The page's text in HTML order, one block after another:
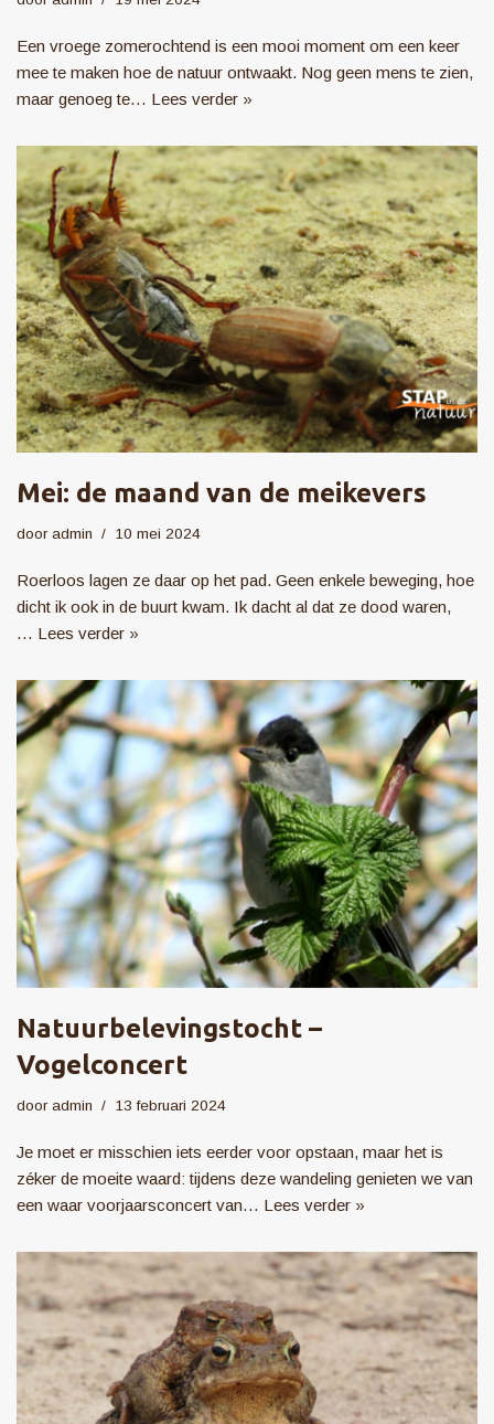
Een vroege zomerochtend is een mooi moment om een keer
mee te maken hoe de natuur ontwaakt. Nog geen mens te zien,
maar genoeg te… Lees verder »
Mei: de maand van de meikevers
door admin 10 mei 2024
Roerloos lagen ze daar op het pad. Geen enkele beweging, hoe
dicht ik ook in de buurt kwam. Ik dacht al dat ze dood waren,
… Lees verder »
Natuurbelevingstocht –
Vogelconcert
door admin 13 februari 2024
Je moet er misschien iets eerder voor opstaan, maar het is
zéker de moeite waard: tijdens deze wandeling genieten we van
een waar voorjaarsconcert van… Lees verder »